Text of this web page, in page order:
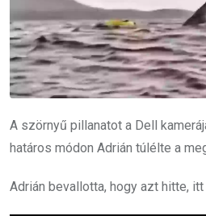
A szörnyű pillanatot a Dell
határos módon Adrián túlélte a
Adrián bevallotta, hogy azt hitte, itt